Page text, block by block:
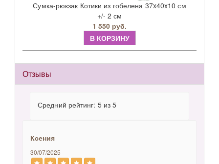
Сумка-рюкзак Котики из гобелена 37x40x10 см
+/- 2 см
1 550 руб.
В КОРЗИНУ
Отзывы
Средний рейтинг: 5 из 5
Ксения
30/07/2025